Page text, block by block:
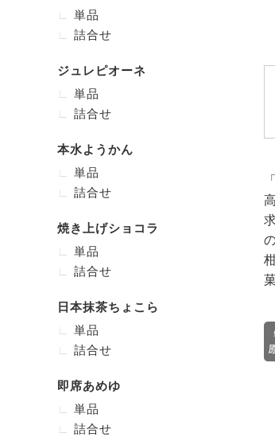
単品
詰合せ
ジュレピオーネ
単品
詰合せ
本水ようかん
単品
詰合せ
焼き上げショコラ
単品
詰合せ
日本抹茶ちょこら
単品
詰合せ
即席あめゆ
単品
詰合せ